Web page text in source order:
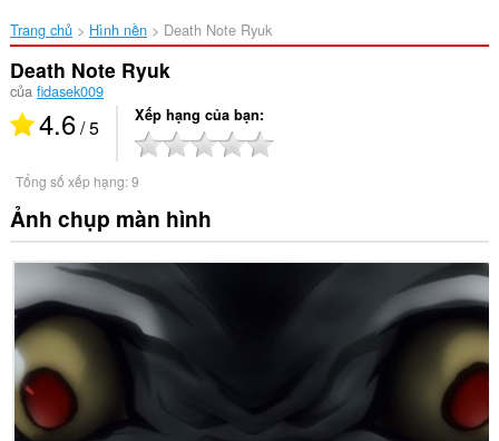
Trang chủ Hình nền Death Note Ryuk‎
Death Note Ryuk
của fidasek009
4.6/ 5 Xếp hạng của bạn
Tổng số xếp hạng:9
Ảnh chụp màn hình